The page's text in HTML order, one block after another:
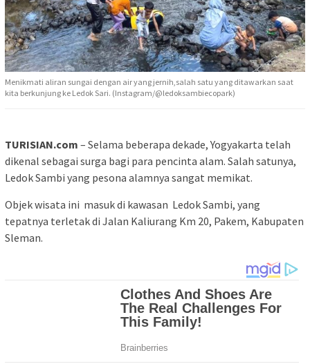
Menikmati aliran sungai dengan air yang jernih,salah satu yang ditawarkan saat
kita berkunjung ke Ledok Sari. (Instagram/@ledoksambiecopark)
TURISIAN.com – Selama beberapa dekade, Yogyakarta telah
dikenal sebagai surga bagi para pencinta alam. Salah satunya,
Ledok Sambi yang pesona alamnya sangat memikat.
Objek wisata ini masuk di kawasan Ledok Sambi, yang
tepatnya terletak di Jalan Kaliurang Km 20, Pakem, Kabupaten
Sleman.